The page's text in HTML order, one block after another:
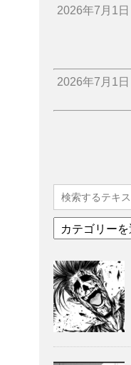
2026年7月1日
2026年7月1日
テ
リ
ー